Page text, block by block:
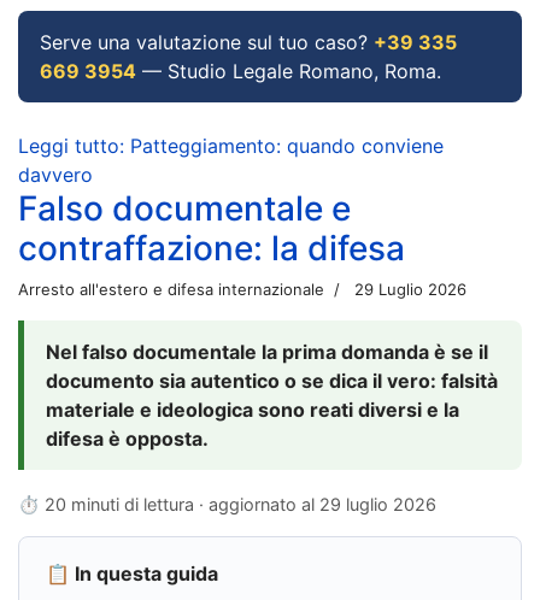
Serve una valutazione sul tuo caso? +39 335
669 3954 — Studio Legale Romano, Roma.
Leggi tutto: Patteggiamento: quando conviene
davvero
Falso documentale e
contraffazione: la difesa
Arresto all'estero e difesa internazionale 29 Luglio 2026
Nel falso documentale la prima domanda è se il
documento sia autentico o se dica il vero: falsità
materiale e ideologica sono reati diversi e la
difesa è opposta.
⏱ 20 minuti di lettura · aggiornato al 29 luglio 2026
📋 In questa guida